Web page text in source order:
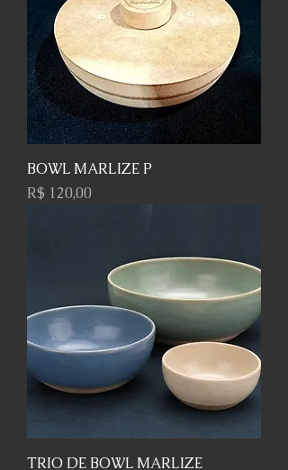
BOWL MARLIZE P
Preço
R$ 120,00
TRIO DE BOWL MARLIZE